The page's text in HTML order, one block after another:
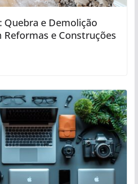
Quebra e Demolição
Reformas e Construções